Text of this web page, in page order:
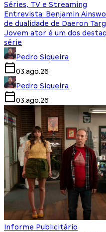
Séries, TV e Streaming
Entrevista: Benjamin
de dualidade de Daeron
Jovem ator é um dos
série
Pedro Siqueira
03.ago.26
Pedro Siqueira
03.ago.26
Informe Publicitário